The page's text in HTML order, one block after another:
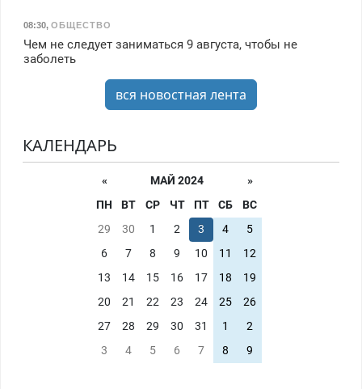
08:30, ОБЩЕСТВО
Чем не следует заниматься 9 августа, чтобы не
заболеть
вся новостная лента
КАЛЕНДАРЬ
« МАЙ 2024
»
ПН
ВТ СР ЧТ ПТ СБ
ВС
29
30 1 2 3 4
5
6
7 8 9 10 11
12
13
14 15 16 17 18
19
20
21 22 23 24 25
26
27
28 29 30 31 1
2
3
4 5 6 7 8 9